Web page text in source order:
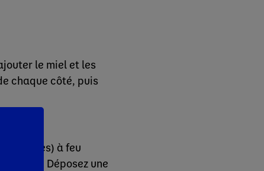
le miel et les
chaque côté, puis
à feu
tout. Déposez une